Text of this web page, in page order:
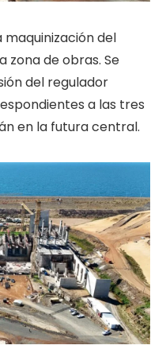
del
zona de obras. Se
del regulador
a las tres
en la futura central.